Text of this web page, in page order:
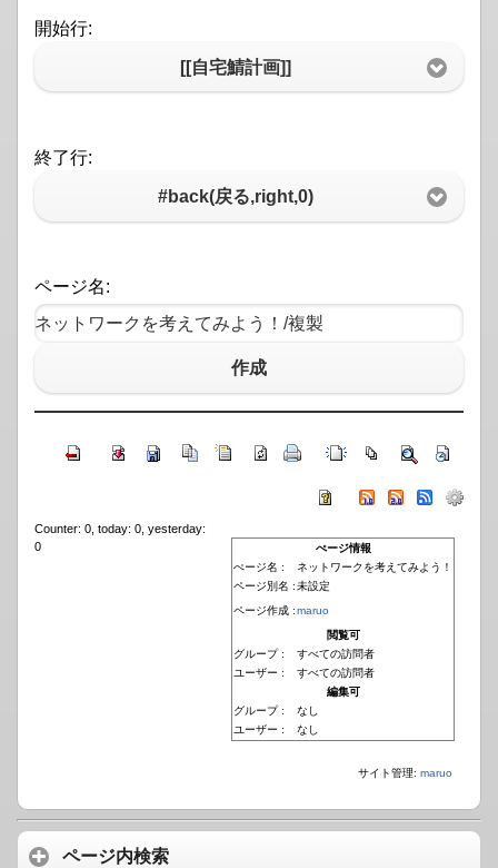
開始行:
[[自宅鯖計画]]
終了行:
#back(戻る,right,0)
ページ名:
作成
ぺージ情報
ぺージ名 :
ネットワークを考えてみよう！
ページ別名 :未設定
ページ作成 :maruo
閲覧可
グループ :
すべての訪問者
ユーザー :
すべての訪問者
編集可
グループ :
なし
ユーザー :
なし
Counter: 0, today: 0, yesterday:
0
サイト管理: maruo
ページ内検索